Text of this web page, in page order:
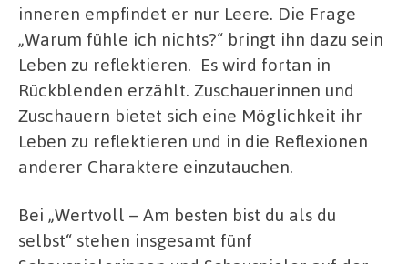
inneren empfindet er nur Leere. Die Frage
„Warum fühle ich nichts?“ bringt ihn dazu sein
Leben zu reflektieren. Es wird fortan in
Rückblenden erzählt. Zuschauerinnen und
Zuschauern bietet sich eine Möglichkeit ihr
Leben zu reflektieren und in die Reflexionen
anderer Charaktere einzutauchen.
Bei „Wertvoll – Am besten bist du als du
selbst“ stehen insgesamt fünf